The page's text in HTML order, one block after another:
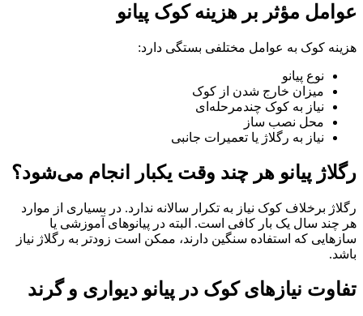
عوامل مؤثر بر هزینه کوک پیانو
هزینه کوک به عوامل مختلفی بستگی دارد:
نوع پیانو
میزان خارج شدن از کوک
نیاز به کوک چندمرحله‌ای
محل نصب ساز
نیاز به رگلاژ یا تعمیرات جانبی
رگلاژ پیانو هر چند وقت یکبار انجام می‌شود؟
رگلاژ برخلاف کوک نیاز به تکرار سالانه ندارد. در بسیاری از موارد
هر چند سال یک بار کافی است. البته در پیانوهای آموزشی یا
سازهایی که استفاده سنگین دارند، ممکن است زودتر به رگلاژ نیاز
باشد.
تفاوت نیازهای کوک در پیانو دیواری و گرند